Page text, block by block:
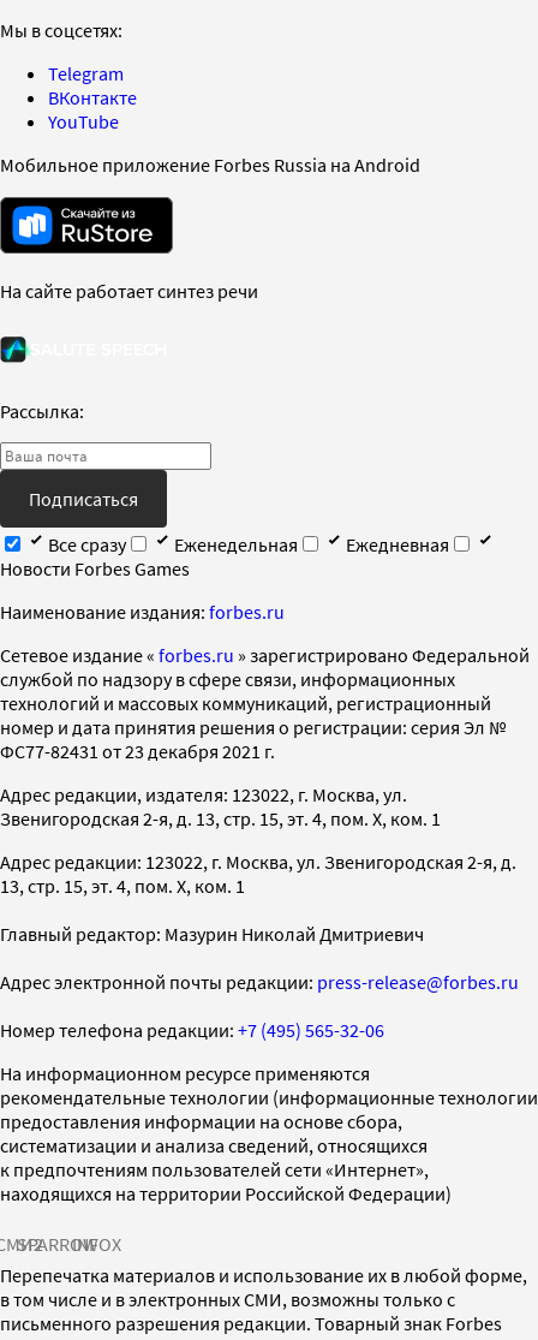
Мы в соцсетях:
Telegram
ВКонтакте
YouTube
Мобильное приложение Forbes Russia на Android
На сайте работает синтез речи
Рассылка:
Подписаться
Все сразу
Еженедельная
Ежедневная
Новости Forbes Games
Наименование издания: forbes.ru
Cетевое издание « forbes.ru » зарегистрировано Федеральной
службой по надзору в сфере связи, информационных
технологий и массовых коммуникаций, регистрационный
номер и дата принятия решения о регистрации: серия Эл №
ФС77-82431 от 23 декабря 2021 г.
Адрес редакции, издателя: 123022, г. Москва, ул.
Звенигородская 2-я, д. 13, стр. 15, эт. 4, пом. X, ком. 1
Адрес редакции: 123022, г. Москва, ул. Звенигородская 2-я, д.
13, стр. 15, эт. 4, пом. X, ком. 1
Главный редактор: Мазурин Николай Дмитриевич
Адрес электронной почты редакции: press-release@forbes.ru
Номер телефона редакции: +7 (495) 565-32-06
На информационном ресурсе применяются
рекомендательные технологии (информационные технологии
предоставления информации на основе сбора,
систематизации и анализа сведений, относящихся
к предпочтениям пользователей сети «Интернет»,
находящихся на территории Российской Федерации)
SPARROWINFOX
Перепечатка материалов и использование их в любой форме,
в том числе и в электронных СМИ, возможны только с
письменного разрешения редакции. Товарный знак Forbes